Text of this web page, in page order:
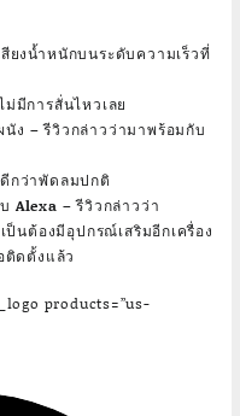
ยงน้ำหนักบนระดับความเร็วที่
มีการสั่นไหวเลย
นัง – รีวิวกล่าวว่ามาพร้อมกับ
กว่าพัดลมปกติ
Alexa – รีวิวกล่าวว่า
นต้องมีอุปกรณ์เสริมอีกเครื่อง
ติดตั้งแล้ว
products=”us-